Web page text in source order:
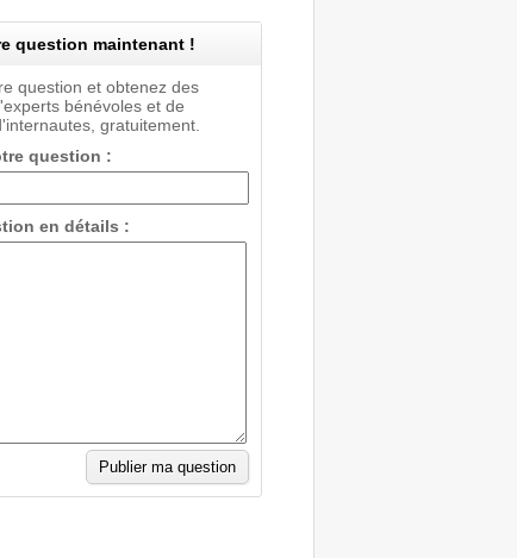
question maintenant !
question et obtenez des
bénévoles et de
gratuitement.
question :
en détails :